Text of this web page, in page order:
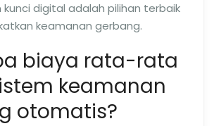
digital adalah pilihan terbaik
keamanan gerbang.
biaya rata-rata
keamanan
otomatis?